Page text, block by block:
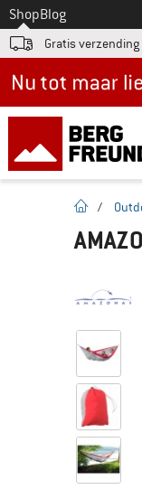
Naar
ShopBlog
Gratis
/